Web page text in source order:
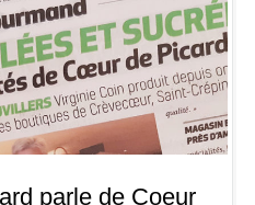
parle de Coeur